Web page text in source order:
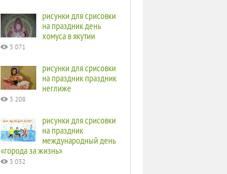
рисунки для срисовки
на праздник день
хомуса в якутии
3 071
рисунки для срисовки
на праздник праздник
неглиже
3 208
рисунки для срисовки
на праздник
международный день
«города за жизнь»
3 032